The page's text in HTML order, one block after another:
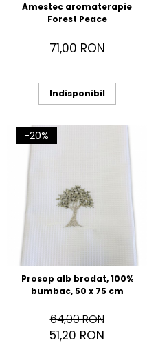
Amestec aromaterapie
Forest Peace
71,00 RON
Indisponibil
-20%
Prosop alb brodat, 100%
bumbac, 50 x 75 cm
64,00 RON
51,20 RON